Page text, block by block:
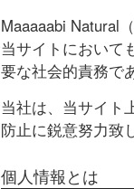
Maaaaabi Natural
当サイトにおいて
要な社会的責務で
当社は、当サイト
防止に鋭意努力致
個人情報とは